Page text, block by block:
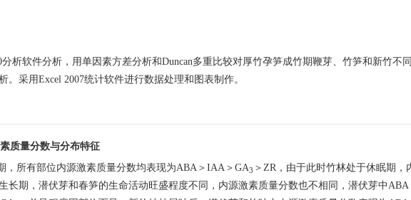
分析软件分析，用单因素方差分析和Duncan多重比较对厚竹孕笋成竹期鞭芽、竹笋和新竹不
。采用Excel 2007统计软件进行数据处理和图表制作。
质量分数与分布特征
，所有部位内源激素质量分数均表现为ABA＞IAA＞GA3 ＞ZR，由于此时竹林处于休眠期，
长期，潜伏芽和春笋的生命活动旺盛程度不同，内源激素质量分数也不相同，潜伏芽中